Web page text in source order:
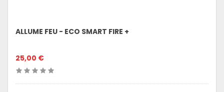
ALLUME FEU - ECO SMART FIRE +
25,00 €